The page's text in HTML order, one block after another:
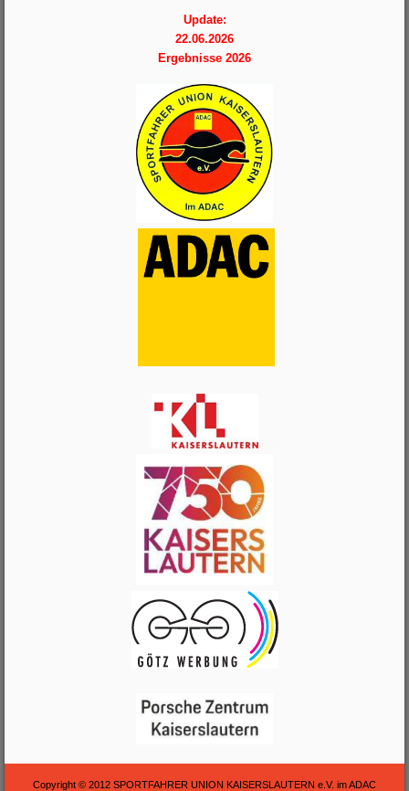
Update:
22.06.2026
Ergebnisse 2026
Copyright © 2012 SPORTFAHRER UNION KAISERSLAUTERN e.V. im ADAC